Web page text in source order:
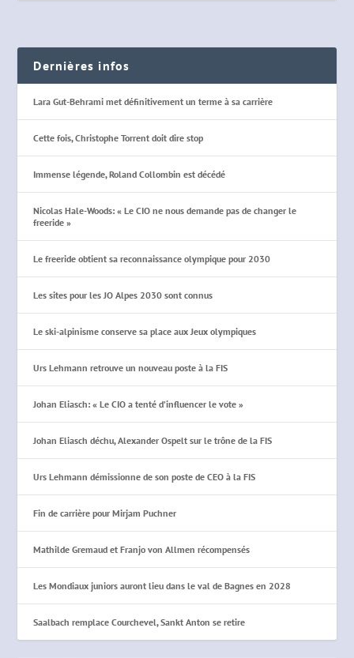
Dernières infos
Lara Gut-Behrami met définitivement un terme à sa carrière
Cette fois, Christophe Torrent doit dire stop
Immense légende, Roland Collombin est décédé
Nicolas Hale-Woods: « Le CIO ne nous demande pas de changer le
freeride »
Le freeride obtient sa reconnaissance olympique pour 2030
Les sites pour les JO Alpes 2030 sont connus
Le ski-alpinisme conserve sa place aux Jeux olympiques
Urs Lehmann retrouve un nouveau poste à la FIS
Johan Eliasch: « Le CIO a tenté d’influencer le vote »
Johan Eliasch déchu, Alexander Ospelt sur le trône de la FIS
Urs Lehmann démissionne de son poste de CEO à la FIS
Fin de carrière pour Mirjam Puchner
Mathilde Gremaud et Franjo von Allmen récompensés
Les Mondiaux juniors auront lieu dans le val de Bagnes en 2028
Saalbach remplace Courchevel, Sankt Anton se retire